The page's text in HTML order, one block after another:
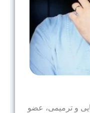
و ترمیمی، عضو